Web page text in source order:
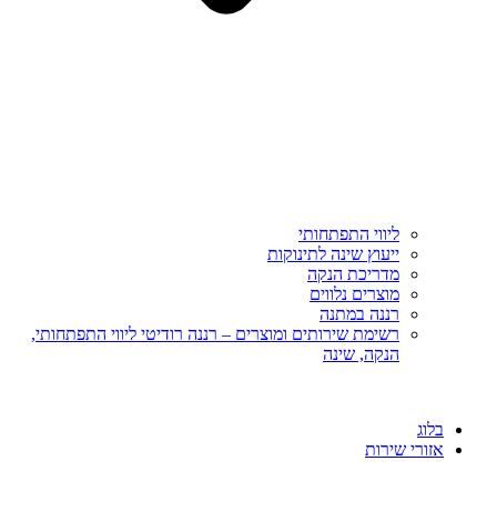
ליווי התפתחותי
ייעוץ שינה לתינוקות
מדריכת הנקה
מוצרים נלווים
רננה במתנה
רשימת שירותים ומוצרים – רננה רודיטי ליווי התפתחותי,
הנקה, שינה
בלוג
אזורי שירות